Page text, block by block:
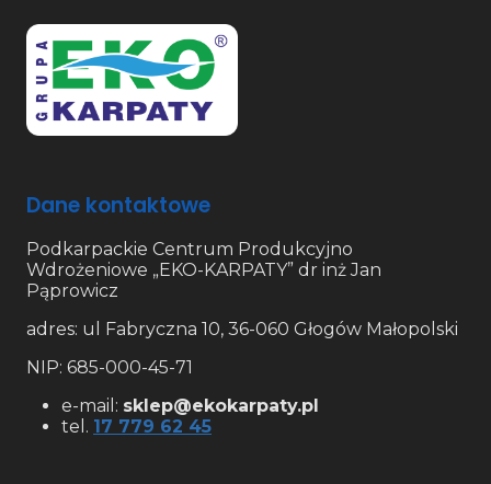
Dane kontaktowe
Podkarpackie Centrum Produkcyjno
Wdrożeniowe „EKO-KARPATY” dr inż Jan
Pąprowicz
adres: ul Fabryczna 10, 36-060 Głogów Małopolski
NIP: 685-000-45-71
e-mail: sklep@ekokarpaty.pl
tel. 17 779 62 45